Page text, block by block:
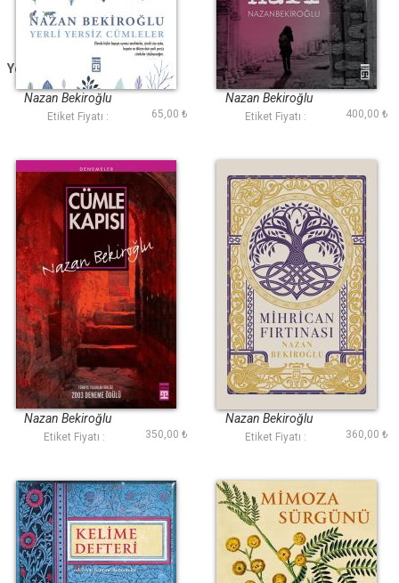
Yerli Yersiz Cümleler
(Bez Ciltli)
Nazan Bekiroğlu
Etiket Fiyatı : 65,00 ₺
Yol Hali
Nazan Bekiroğlu
Etiket Fiyatı : 400,00 ₺
Cümle Kapısı
Nazan Bekiroğlu
Etiket Fiyatı : 350,00 ₺
Mihrican Fırtınası
Nazan Bekiroğlu
Etiket Fiyatı : 360,00 ₺